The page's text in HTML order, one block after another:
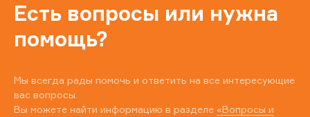
Есть вопросы или нужна
помощь?
Мы всегда рады помочь и ответить на все интересующие
вас вопросы.
Вы можете найти информацию в разделе «Вопросы и